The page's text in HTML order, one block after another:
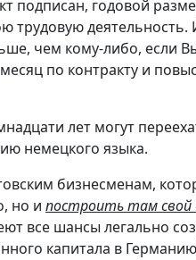
подписан, годовой
трудовую деятельность.
чем кому-либо, если
по контракту и
лет могут
немецкого языка.
бизнесменам,
но и построить там свой
все шансы легально
капитала в